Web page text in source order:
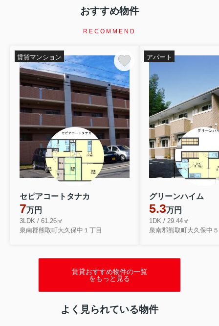
おすすめ物件
RECOMMEND
セピアコートタナカ
7万円
3LDK / 61.26㎡
泉南郡熊取町大久保中１丁目
賃貸マンション
グリーンハイム
5.3万円
1DK / 29.44㎡
泉南郡熊取町大久保中
アパート
賃貸おすすめ物件の一覧
をもっと見る
よく見られている物件